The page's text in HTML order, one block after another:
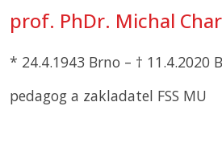
prof. PhDr. Michal
* 24.4.1943 Brno – † 11.4.2020
pedagog a zakladatel FSS MU